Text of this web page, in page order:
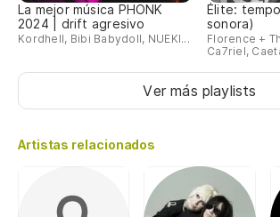
La mejor música PHONK
2024 | drift agresivo
Kordhell, Bibi Babydoll, NUEKI...
Élite:
sonora)
Florence +
Ca7riel,
Ver más playlists
Artistas relacionados